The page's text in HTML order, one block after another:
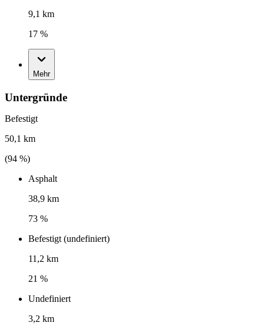
9,1 km
17 %
Mehr
Untergründe
Befestigt
50,1 km
(94 %)
Asphalt
38,9 km
73 %
Befestigt (undefiniert)
11,2 km
21 %
Undefiniert
3,2 km